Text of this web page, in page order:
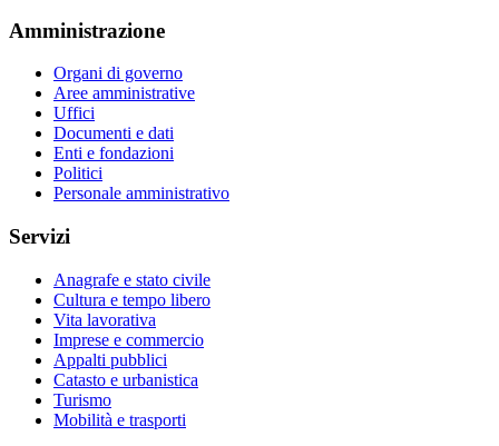
Amministrazione
Organi di governo
Aree amministrative
Uffici
Documenti e dati
Enti e fondazioni
Politici
Personale amministrativo
Servizi
Anagrafe e stato civile
Cultura e tempo libero
Vita lavorativa
Imprese e commercio
Appalti pubblici
Catasto e urbanistica
Turismo
Mobilità e trasporti